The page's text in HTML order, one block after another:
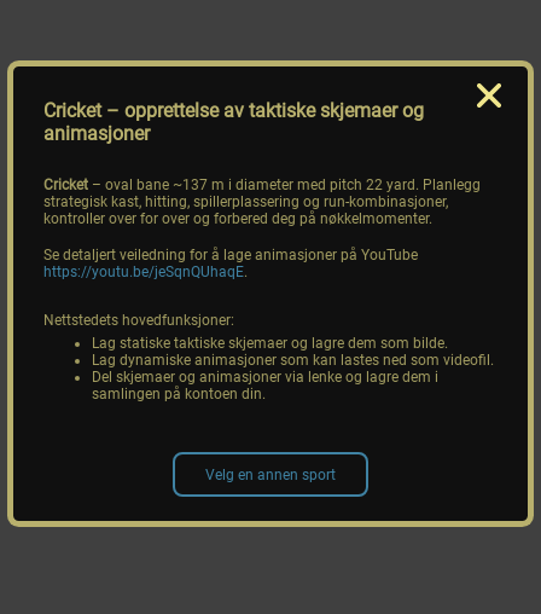
Cricket– opprettelse av taktiske skjemaer og
animasjoner
Cricket – oval bane ~137 m i diameter med pitch 22 yard. Planlegg
strategisk kast, hitting, spillerplassering og run-kombinasjoner,
kontroller over for over og forbered deg på nøkkelmomenter.
Se detaljert veiledning for å lage animasjoner på YouTube
https://youtu.be/jeSqnQUhaqE.
Nettstedets hovedfunksjoner:
Lag statiske taktiske skjemaer og lagre dem som bilde.
Lag dynamiske animasjoner som kan lastes ned som videofil.
Del skjemaer og animasjoner via lenke og lagre dem i
samlingen på kontoen din.
Velg en annen sport